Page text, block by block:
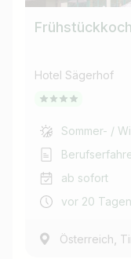
Hotel Sägerhof
Sommer- /
ab sofort
vor 20 Tagen
Österreich